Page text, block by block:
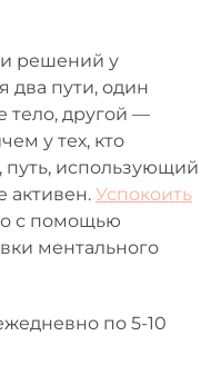
решений у
два пути, один
тело, другой —
у тех, кто
путь, использующий
активен. Успокоить
с помощью
ментального
по 5-10